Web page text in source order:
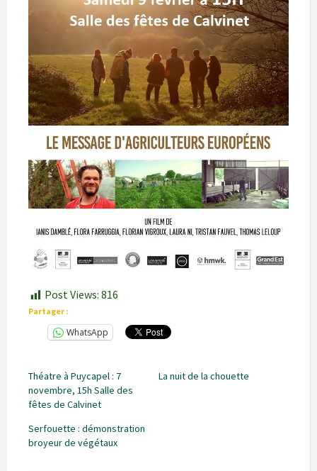
Post Views: 816
Partager :
WhatsApp
Théatre à Puycapel : 7
novembre, 15h Salle des
fêtes de Calvinet
La nuit de la chouette
Serfouette : démonstration
broyeur de végétaux